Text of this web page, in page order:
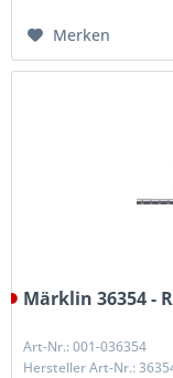
Merken
Märklin 36354 -
Art-Nr.: 001-036354
Hersteller Art-Nr.: